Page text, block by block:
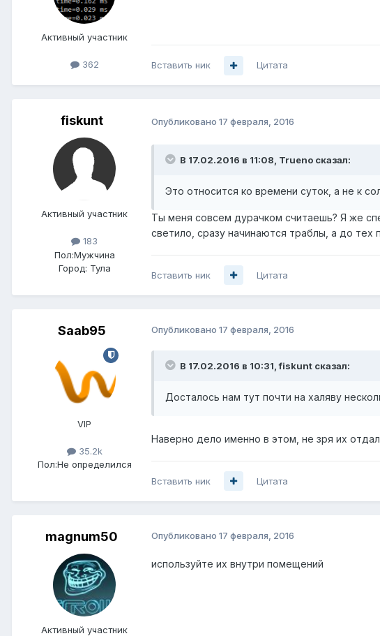
Активный участник
362 Вставить ник Цитата
fiskunt
Активный участник
183
Пол:Мужчина
Город: Тула
Опубликовано 17 февраля, 2016
В 17.02.2016 в 11:08, Trueno сказал:
Это относится ко времени суток, а не к
Ты меня совсем дурачком считаешь? Я же
светило, сразу начинаются траблы, а до тех
Вставить ник Цитата
Saab95
VIP
35.2k
Пол:Не определился
Опубликовано 17 февраля, 2016
В 17.02.2016 в 10:31, fiskunt сказал:
Досталось нам тут почти на халяву
Наверно дело именно в этом, не зря их
Вставить ник Цитата
magnum50
Активный участник
Опубликовано 17 февраля, 2016
используйте их внутри помещений